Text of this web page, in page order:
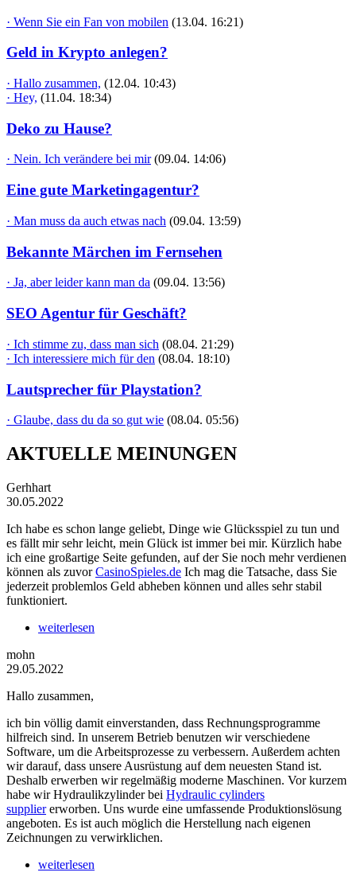
· Wenn Sie ein Fan von mobilen (13.04. 16:21)
Geld in Krypto anlegen?
· Hallo zusammen, (12.04. 10:43)
· Hey, (11.04. 18:34)
Deko zu Hause?
· Nein. Ich verändere bei mir (09.04. 14:06)
Eine gute Marketingagentur?
· Man muss da auch etwas nach (09.04. 13:59)
Bekannte Märchen im Fernsehen
· Ja, aber leider kann man da (09.04. 13:56)
SEO Agentur für Geschäft?
· Ich stimme zu, dass man sich (08.04. 21:29)
· Ich interessiere mich für den (08.04. 18:10)
Lautsprecher für Playstation?
· Glaube, dass du da so gut wie (08.04. 05:56)
AKTUELLE MEINUNGEN
Gerhhart
30.05.2022
Ich habe es schon lange geliebt, Dinge wie Glücksspiel zu tun und
es fällt mir sehr leicht, mein Glück ist immer bei mir. Kürzlich habe
ich eine großartige Seite gefunden, auf der Sie noch mehr verdienen
können als zuvorCasinoSpieles.de Ich mag die Tatsache, dass Sie
jederzeit problemlos Geld abheben können und alles sehr stabil
funktioniert.
weiterlesen
mohn
29.05.2022
Hallo zusammen,
ich bin völlig damit einverstanden, dass Rechnungsprogramme
hilfreich sind. In unserem Betrieb benutzen wir verschiedene
Software, um die Arbeitsprozesse zu verbessern. Außerdem achten
wir darauf, dass unsere Ausrüstung auf dem neuesten Stand ist.
Deshalb erwerben wir regelmäßig moderne Maschinen. Vor kurzem
habe wir Hydraulikzylinder bei Hydraulic cylinders
suppliererworben. Uns wurde eine umfassende Produktionslösung
angeboten. Es ist auch möglich die Herstellung nach eigenen
Zeichnungen zu verwirklichen.
weiterlesen